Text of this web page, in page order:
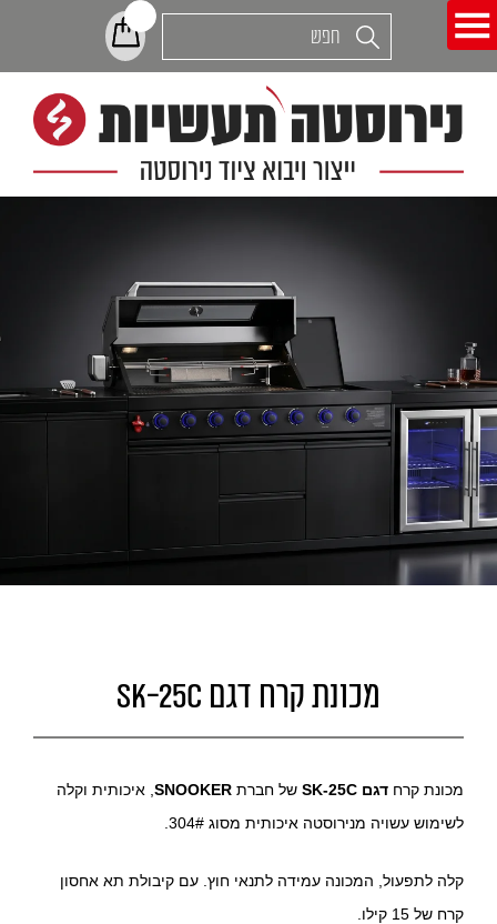
מכונת קרח דגם SK-25C
מכונת קרחדגם SK-25C של חברתSNOOKER , איכותית וקלה
לשימוש עשויה מנירוסטה איכותית מסוג 304#.
קלה לתפעול, המכונה עמידה לתנאי חוץ. עם קיבולת תא אחסון
קרח של 15 קילו.